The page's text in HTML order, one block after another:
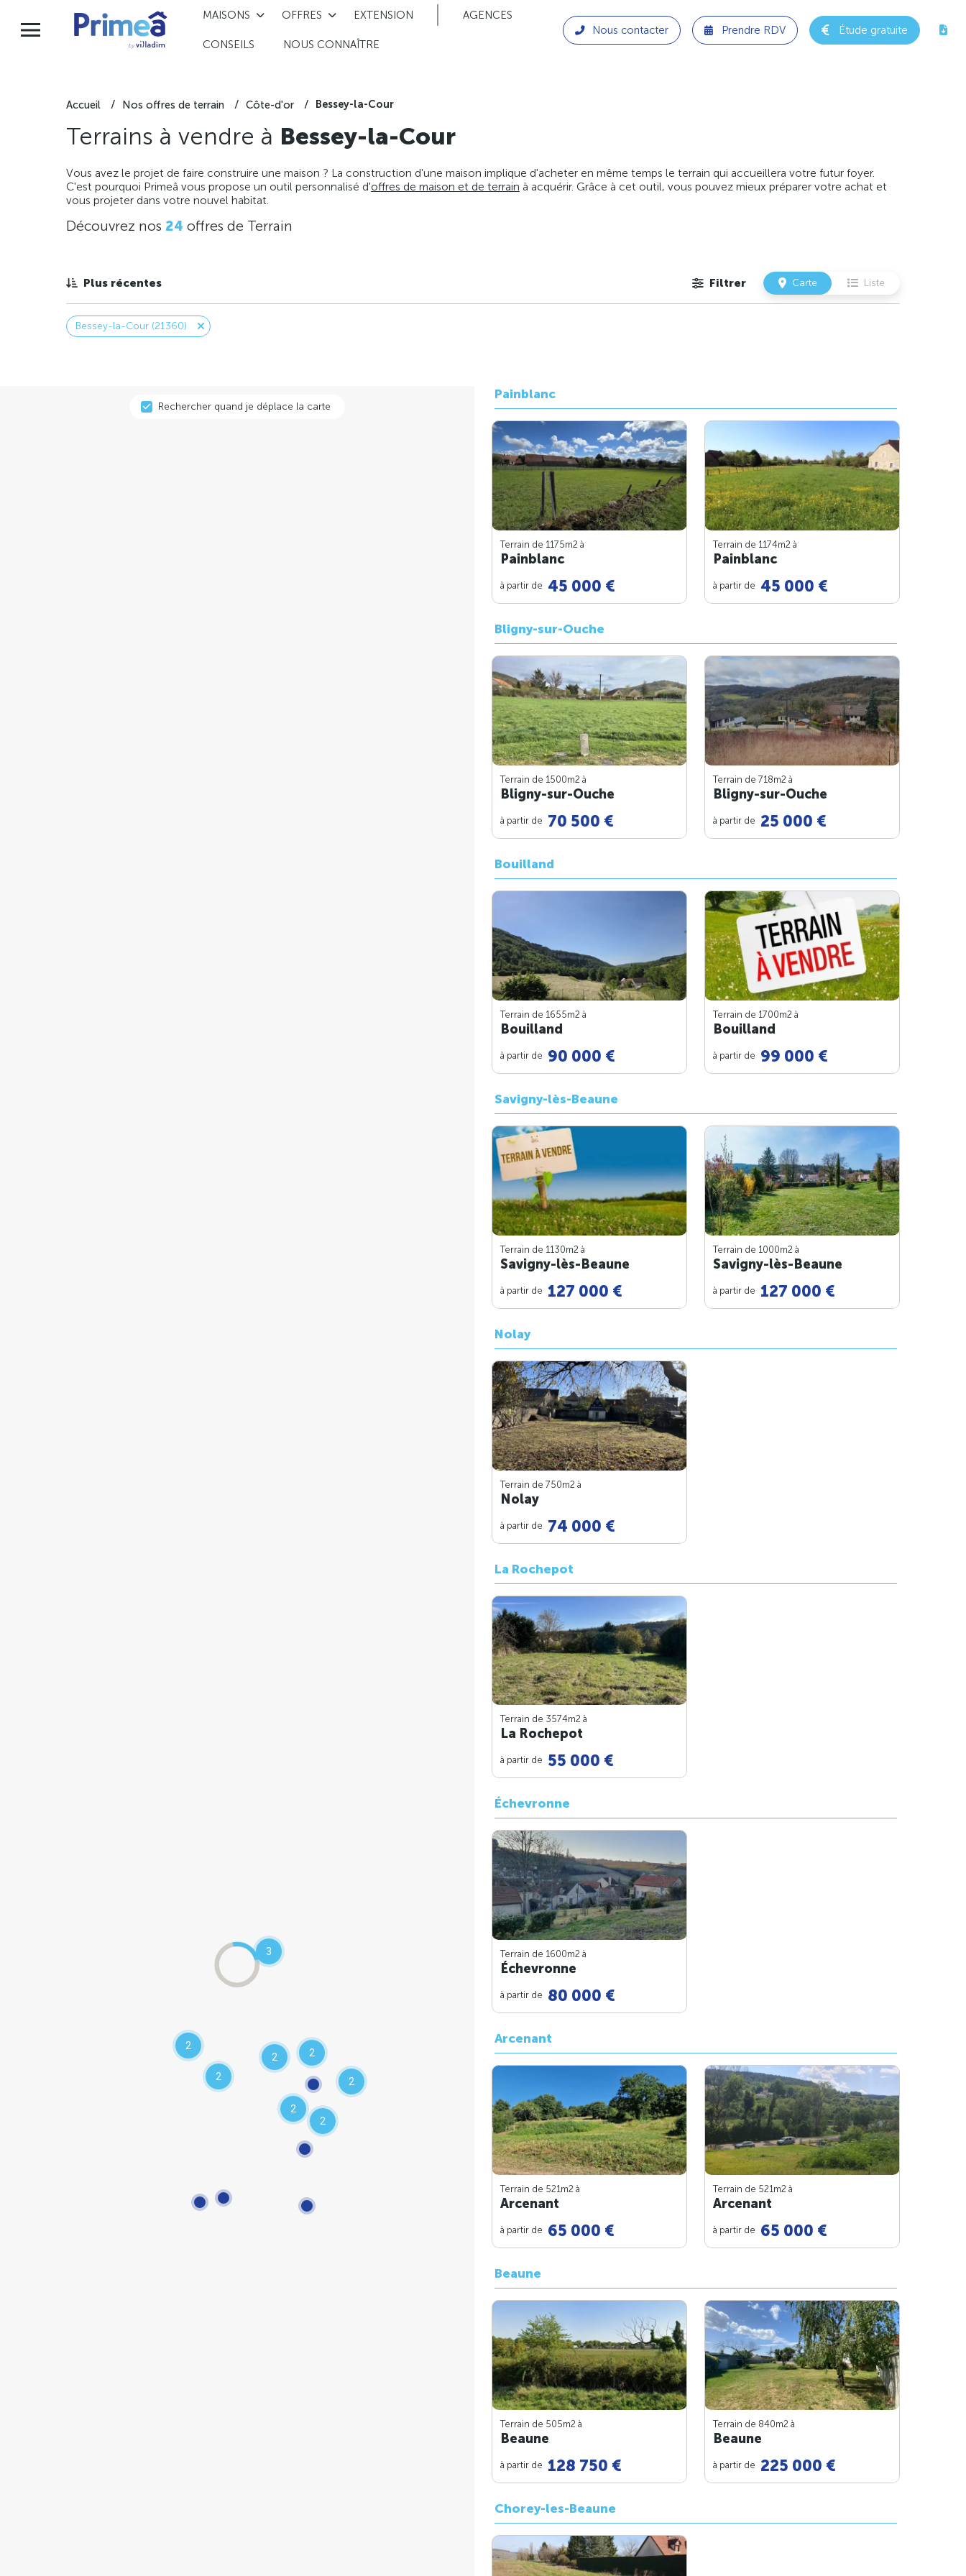
MAISONS OFFRES EXTENSION AGENCES
CONSEILS NOUS CONNAÎTRE
Nous contacter Prendre RDV Étude gratuite
Accueil Nos offres de terrain Côte-d'or Bessey-la-Cour
Terrains à vendre à Bessey-la-Cour
Vous avez le projet de faire construire une maison ? La construction d'une maison implique d'acheter en même temps le terrain qui accueillera votre futur foyer.
C'est pourquoi Primeâ vous propose un outil personnalisé d'offres de maison et de terrain à acquérir. Grâce à cet outil, vous pouvez mieux préparer votre achat et
vous projeter dans votre nouvel habitat.
Découvrez nos 24 offres de Terrain
Plus récentes Filtrer Carte Liste
Bessey-la-Cour (21360)
3
2
2
2 2
2
2 2
Rechercher quand je déplace la carte
Painblanc
Terrain de 1175m2 à
Painblanc
à partir de 45 000 €
Terrain de 1174m2 à
Painblanc
à partir de 45 000 €
Bligny-sur-Ouche
Terrain de 1500m2 à
Bligny-sur-Ouche
à partir de 70 500 €
Terrain de 718m2 à
Bligny-sur-Ouche
à partir de 25 000 €
Bouilland
Terrain de 1655m2 à
Bouilland
à partir de 90 000 €
Terrain de 1700m2 à
Bouilland
à partir de 99 000 €
Savigny-lès-Beaune
Terrain de 1130m2 à
Savigny-lès-Beaune
à partir de 127 000 €
Terrain de 1000m2 à
Savigny-lès-Beaune
à partir de 127 000 €
Nolay
Terrain de 750m2 à
Nolay
à partir de 74 000 €
La Rochepot
Terrain de 3574m2 à
La Rochepot
à partir de 55 000 €
Échevronne
Terrain de 1600m2 à
Échevronne
à partir de 80 000 €
Arcenant
Terrain de 521m2 à
Arcenant
à partir de 65 000 €
Terrain de 521m2 à
Arcenant
à partir de 65 000 €
Beaune
Terrain de 505m2 à
Beaune
à partir de 128 750 €
Terrain de 840m2 à
Beaune
à partir de 225 000 €
Chorey-les-Beaune